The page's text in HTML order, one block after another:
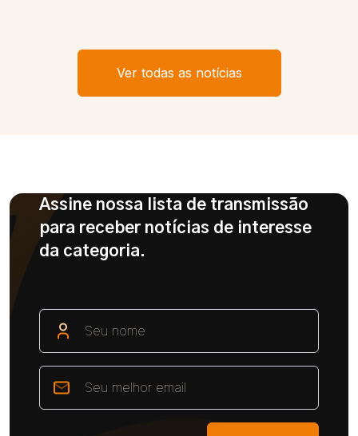
Ver todas as notícias
Assine nossa lista de transmissão
para receber notícias de interesse
da categoria.